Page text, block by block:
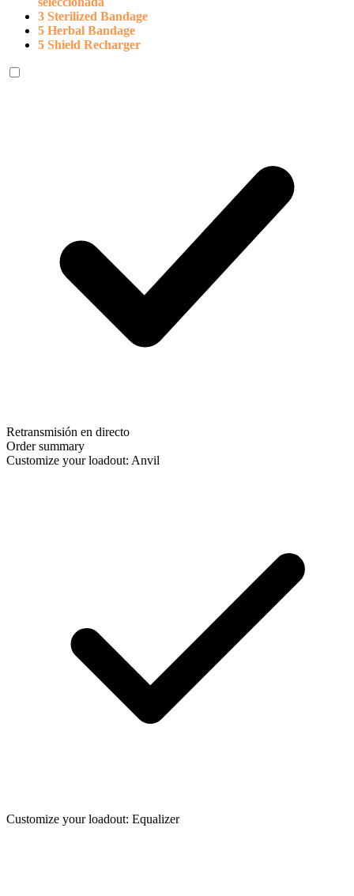
3 Sterilized Bandage
5 Herbal Bandage
5 Shield Recharger
Retransmisión en directo
Order summary
Customize your loadout: Anvil
Customize your loadout: Equalizer